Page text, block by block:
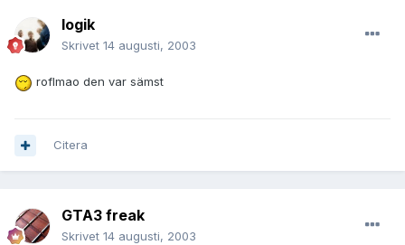
logik
Skrivet 14 augusti, 2003
roflmao den var sämst
Citera
GTA3 freak
Skrivet 14 augusti, 2003